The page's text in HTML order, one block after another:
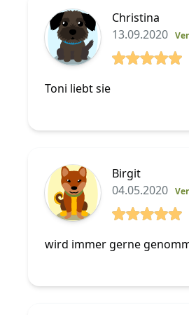
Christina
13.09.2020
Toni liebt sie
Birgit
04.05.2020
wird immer gerne